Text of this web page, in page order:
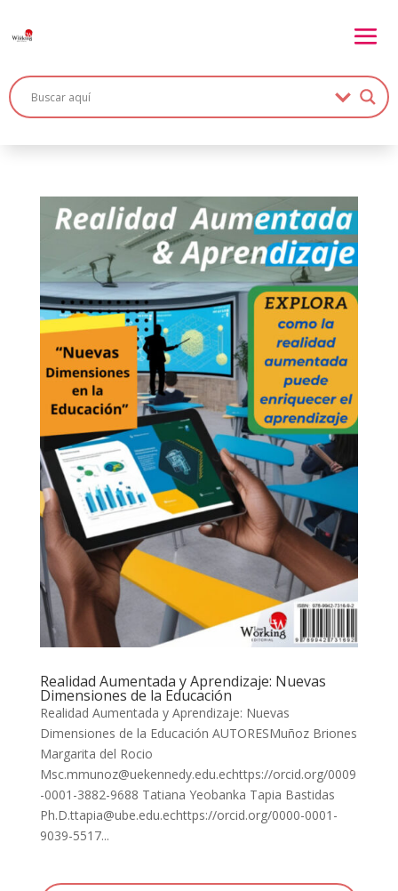
Realidad Aumentada y Aprendizaje: Nuevas
Dimensiones de la Educación
Realidad Aumentada y Aprendizaje: Nuevas
Dimensiones de la Educación AUTORESMuñoz Briones
Margarita del Rocio
Msc.mmunoz@uekennedy.edu.echttps://orcid.org/0009
-0001-3882-9688 Tatiana Yeobanka Tapia Bastidas
Ph.D.ttapia@ube.edu.echttps://orcid.org/0000-0001-
9039-5517...